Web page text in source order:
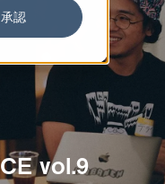
承認
vol.9